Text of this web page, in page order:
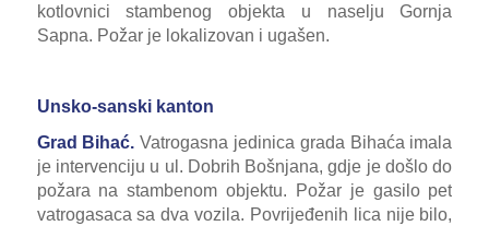
kotlovnici stambenog objekta u naselju Gornja
Sapna. Požar je lokalizovan i ugašen.
Unsko-sanski kanton
Grad Bihać.Vatrogasna jedinica grada Bihaća imala
je intervenciju u ul. Dobrih Bošnjana, gdje je došlo do
požara na stambenom objektu. Požar je gasilo pet
vatrogasaca sa dva vozila. Povrijeđenih lica nije bilo,